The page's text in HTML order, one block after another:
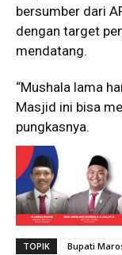
bersumber dari
dengan target
mendatang.
“Mushala lama
Masjid ini bisa
pungkasnya.
TOPIK Bupati